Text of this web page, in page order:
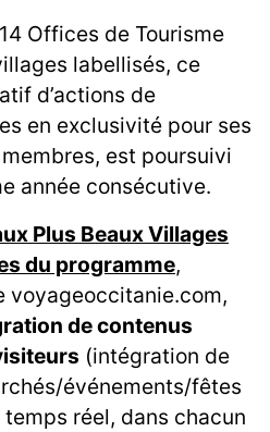
Offices de Tourisme
labellisés, ce
d’actions de
en exclusivité pour ses
est poursuivi
année consécutive.
Plus Beaux Villages
du programme,
voyageoccitanie.com,
de contenus
(intégration de
événements/fêtes
réel, dans chacun